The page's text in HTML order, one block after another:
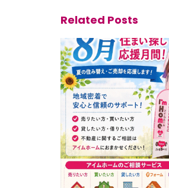
Related Posts